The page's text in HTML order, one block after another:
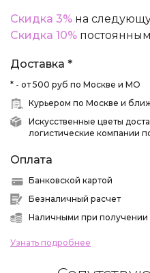
Скидка 3% на
Скидка 10%
Доставка *
* - от 500 руб по Москве и МО
Курьером по Москве и
Искусственные цветы
логистические компании
Оплата
Банковской картой
Безналичный расчет
Наличными при получении
Узнать подробнее